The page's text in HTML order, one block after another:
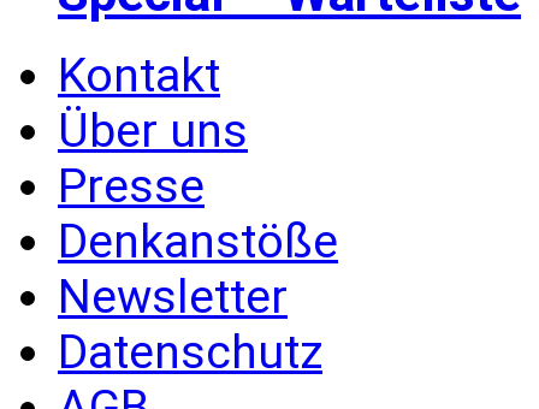
Kontakt
Über uns
Presse
Denkanstöße
Newsletter
Datenschutz